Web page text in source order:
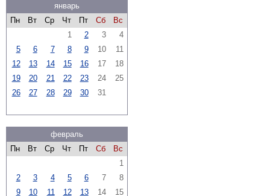
январь
Пн
Вт Ср Чт Пт Сб
Вс
1
2 3
4
5
6 7 8 9 10
11
12
13 14 15 16 17
18
19
20 21 22 23 24
25
26
27 28 29 30 31
февраль
Пн
Вт Ср Чт Пт Сб
Вс
1
2
3 4 5 6 7
8
9
10 11 12 13 14
15